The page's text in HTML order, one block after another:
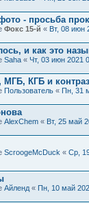
- просьба
Фокс 15-й « Вт, 08 июн
и как это
Saha « Чт, 03 июн 2021
КГБ и
Пользователь « Пн, 31
AlехChem « Вт, 25 май
ScroogeMcDuck « Ср,
Айленд « Пн, 10 май